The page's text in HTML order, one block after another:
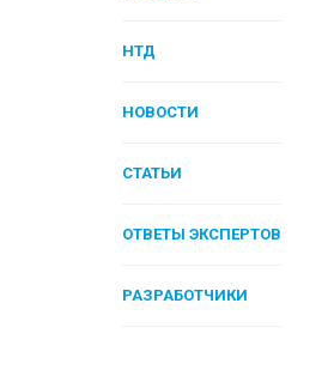
НТД
НОВОСТИ
СТАТЬИ
ОТВЕТЫ ЭКСПЕРТОВ
РАЗРАБОТЧИКИ